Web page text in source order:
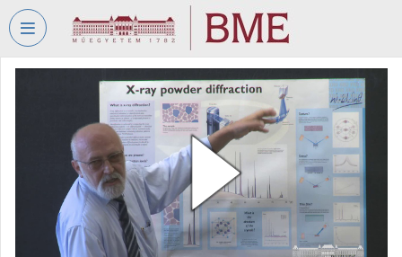
Fejléc kihagyása Menü kihagyása Tartalom kihagyása
TORIUM
BUDAPESTI
MŰSZAKI
GAZDASÁGTUDOMÁNYI
EGYETEM
Intézményi kezdőlap